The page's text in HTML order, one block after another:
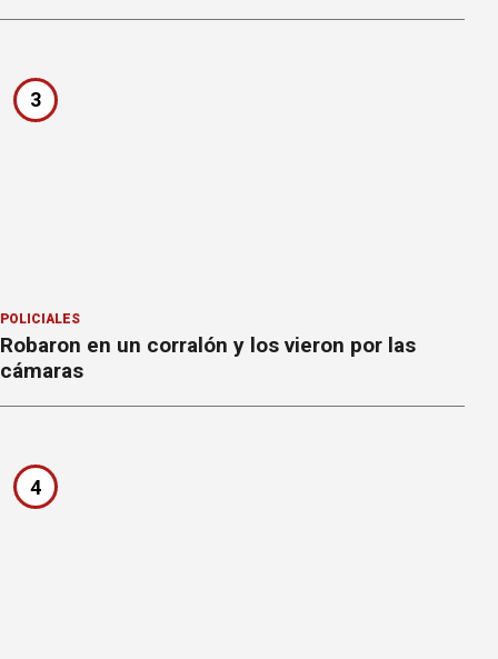
3
POLICIALES
Robaron en un corralón y los vieron por las
cámaras
4